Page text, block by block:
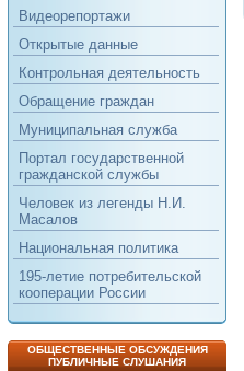
Видеорепортажи
Открытые данные
Контрольная деятельность
Обращение граждан
Муниципальная служба
Портал государственной
гражданской службы
Человек из легенды Н.И.
Масалов
Национальная политика
195-летие потребительской
кооперации России
ОБЩЕСТВЕННЫЕ ОБСУЖДЕНИЯ
ПУБЛИЧНЫЕ СЛУШАНИЯ